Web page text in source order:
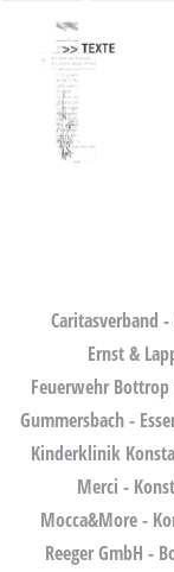
Caritasverband
Ernst &
Feuerwehr Bottrop
Gummersbach -
Kinderklinik
Merci -
Mocca&More -
Reeger GmbH -